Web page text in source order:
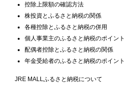
控除上限額の確認方法
株投資とふるさと納税の関係
各種控除とふるさと納税の併用
個人事業主のふるさと納税のポイント
配偶者控除とふるさと納税の関係
年金受給者のふるさと納税のポイント
JRE MALLふるさと納税について